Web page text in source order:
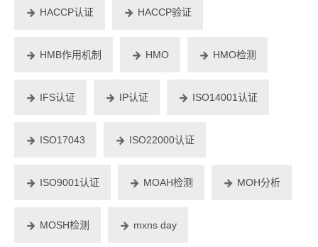
HACCP认证 HACCP验证
HMB作用机制 HMO HMO检测
IFS认证 IP认证 ISO14001认证
ISO17043 ISO22000认证
ISO9001认证 MOAH检测 MOH分析
MOSH检测 mxns day